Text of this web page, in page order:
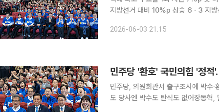
지방선거 대비 10%p 상승 6ㆍ3 지방선거 잠정 투표율이 61%를 기록하면서 역대 지선 중 두번째
2026-06-03 21:15
민주당, 의원회관서 출구조사에 박수
도 당사엔 박수도 탄식도 없어장동혁, 말없이 화